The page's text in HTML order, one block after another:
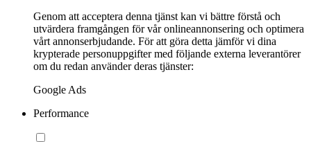
Genom att acceptera denna tjänst kan vi bättre förstå och
utvärdera framgången för vår onlineannonsering och optimera
vårt annonserbjudande. För att göra detta jämför vi dina
krypterade personuppgifter med följande externa leverantörer
om du redan använder deras tjänster:
Google Ads
Performance